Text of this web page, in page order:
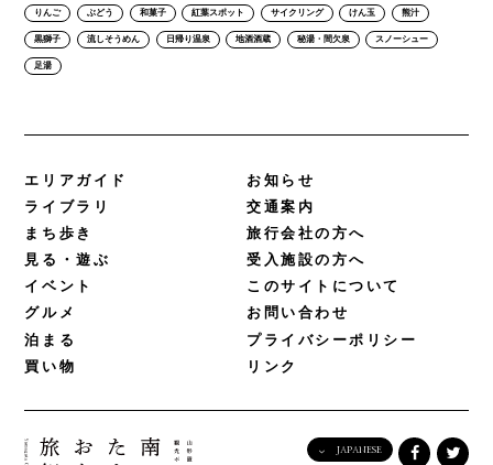
りんご ぶどう 和菓子 紅葉スポット サイクリング けん玉 熊汁
黒獅子 流しそうめん 日帰り温泉 地酒酒蔵 秘湯・間欠泉 スノーシュー
足湯
エリアガイド
ライブラリ
まち歩き
見る・遊ぶ
イベント
グルメ
泊まる
買い物
お知らせ
交通案内
旅行会社の方へ
受入施設の方へ
このサイトについて
お問い合わせ
プライバシーポリシー
リンク
JAPANESE